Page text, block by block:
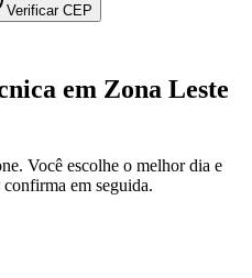
Verificar CEP
em Zona Leste
Você escolhe o melhor dia e
em seguida.